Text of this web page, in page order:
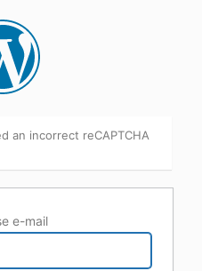
an incorrect reCAPTCHA
e-mail